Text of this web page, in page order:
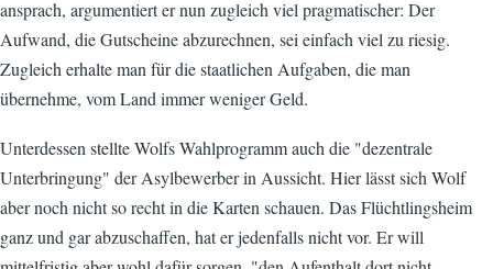
ansprach, argumentiert er nun zugleich viel pragmatischer: Der
Aufwand, die Gutscheine abzurechnen, sei einfach viel zu riesig.
Zugleich erhalte man für die staatlichen Aufgaben, die man
übernehme, vom Land immer weniger Geld.
Unterdessen stellte Wolfs Wahlprogramm auch die "dezentrale
Unterbringung" der Asylbewerber in Aussicht. Hier lässt sich Wolf
aber noch nicht so recht in die Karten schauen. Das Flüchtlingsheim
ganz und gar abzuschaffen, hat er jedenfalls nicht vor. Er will